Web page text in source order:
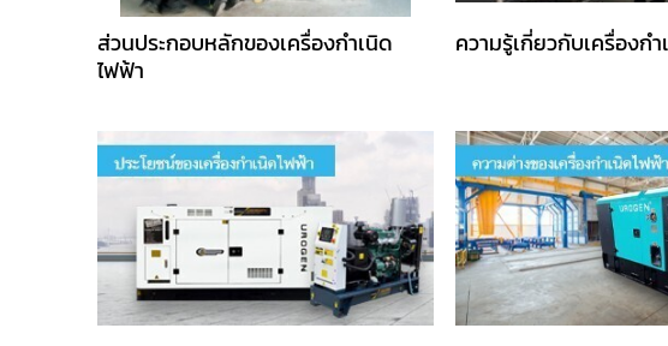
ส่วนประกอบหลักของเครื่องกำเนิด
ไฟฟ้า
ความรู้เกี่ยวกับเครื่องก